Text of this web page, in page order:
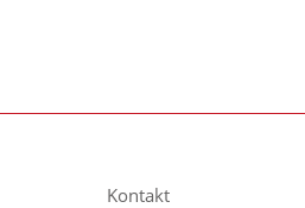
Kontakt